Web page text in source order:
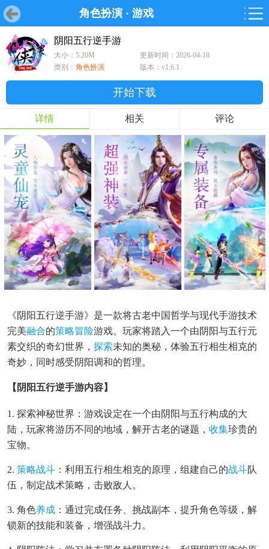
角色扮演 · 游戏
首页 游戏 软件
首页 游戏 软件 鸿蒙
游戏
鸿蒙
软件
专题
阴阳五行逆手游
大小：5.20M
更新时间：2026-04-18
类别： 角色扮演 版本：v1.6.1
开始下载
详情 相关 评论
《阴阳五行逆手游》是一款将古老中国哲学与现代手游技术
完美融合的策略冒险游戏。玩家将踏入一个由阴阳与五行元
素交织的奇幻世界， 探索未知的奥秘，体验五行相生相克的
奇妙，同时感受阴阳调和的哲理。
【阴阳五行逆手游内容】
1. 探索神秘世界：游戏设定在一个由阴阳与五行构成的大
陆，玩家将游历不同的地域，解开古老的谜题， 收集珍贵的
宝物。
2. 策略战斗 ：利用五行相生相克的原理，组建自己的战斗队
伍，制定战术策略，击败敌人。
3. 角色养成 ：通过完成任务、挑战副本，提升角色等级，解
锁新的技能和装备，增强战斗力。